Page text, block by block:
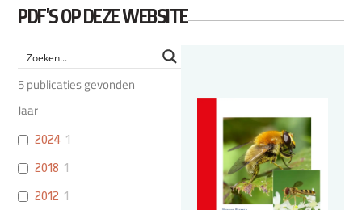
PDF'S OP DEZE WEBSITE
5publicaties gevonden
Jaar
2024 1
2018 1
2012 1